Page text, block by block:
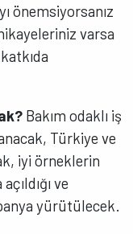
önemsiyorsanız
varsa
Bakım odaklı iş
Türkiye ve
iyi örneklerin
ve
yürütülecek.